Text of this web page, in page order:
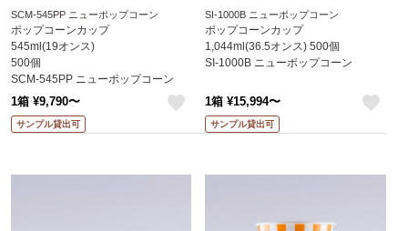
SCM-545PP ニューポップコーン
ポップコーンカップ
545ml(19オンス)
500個
SCM-545PP ニューポップコーン
1箱 ¥9,790〜
サンプル貸出可
SI-1000B ニューポップコーン
ポップコーンカップ
1,044ml(36.5オンス) 500個
SI-1000B ニューポップコーン
1箱 ¥15,994〜
サンプル貸出可